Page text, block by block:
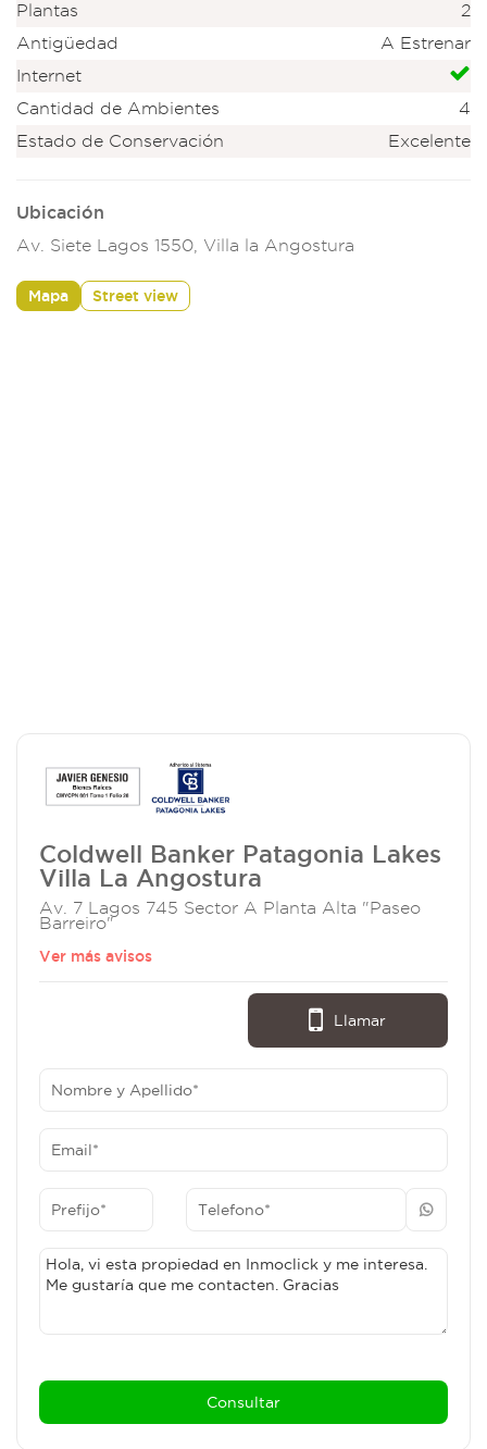
Plantas
2
Antigüedad
A Estrenar
Internet
Cantidad de Ambientes
4
Estado de Conservación
Excelente
Ubicación
Av. Siete Lagos 1550, Villa la Angostura
Mapa Street view
Coldwell Banker Patagonia Lakes
Villa La Angostura
Av. 7 Lagos 745 Sector A Planta Alta "Paseo
Barreiro"
Ver más avisos
Llamar